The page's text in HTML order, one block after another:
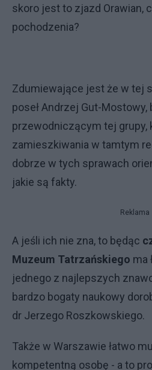
skoro jest to zjazd Orawian,
pochodzenia?
Zdumiewające jest że w tej
poseł Andrzej Gut-Mostowy,
przewodniczącym tej grupy,
zamieszkiwania w tamtym
dobrze w tych sprawach
jakie są fakty.
Reklama
A jeśli ich nie zna, to będąc
Muzeum Tatrzańskiego ma
jednego z najlepszych
bardzo bogaty naukowy
dr Jerzego Roszkowskiego.
Także w Warszawie łatwo
kompetentną osobę - a to